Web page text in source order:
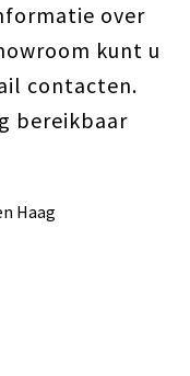
over
kunt u
contacten.
bereikbaar
Haag